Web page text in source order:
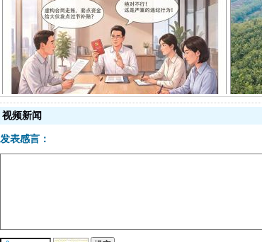
揭开“小金库”的免责幌子
视频新闻
发表感言：